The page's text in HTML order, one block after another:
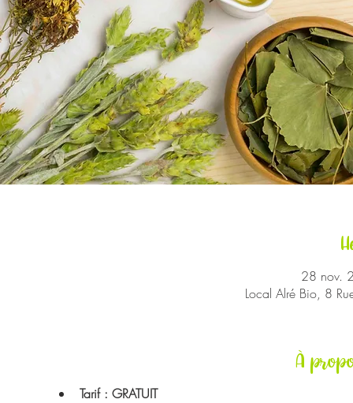
28 nov.
Local Alré Bio, 8
À
Tarif : GRATUIT